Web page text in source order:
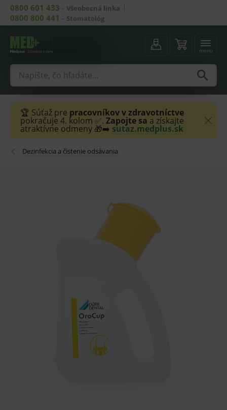
0800 601 433 – Všeobecná linka
0800 800 441 – Stomatológ
menu
🏆 Súťaž pre pracovníkov v zdravotníctve
pokračuje 4. kolom ✅. Zapojte sa a získajte
atraktívne odmeny 🎁➡️ sutaz.medplus.sk
Dezinfekcia a čistenie odsávania